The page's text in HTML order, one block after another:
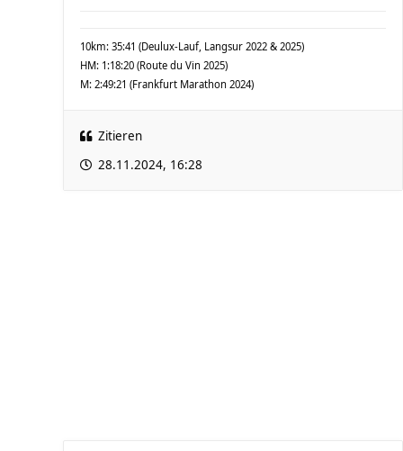
10km: 35:41 (Deulux-Lauf, Langsur 2022 & 2025)
HM: 1:18:20 (Route du Vin 2025)
M: 2:49:21 (Frankfurt Marathon 2024)
Zitieren
28.11.2024, 16:28